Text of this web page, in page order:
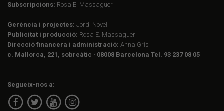
Subscripcions: Rosa E. Massaguer
Gerència i projectes: Jordi Novell
Publicitat i producció: Rosa E. Massaguer
Direcció financera i administració: Anna Gris
c. Mallorca, 221, sobreàtic · 08008 Barcelona Tel. 93 237 08 05
Segueix-nos a: